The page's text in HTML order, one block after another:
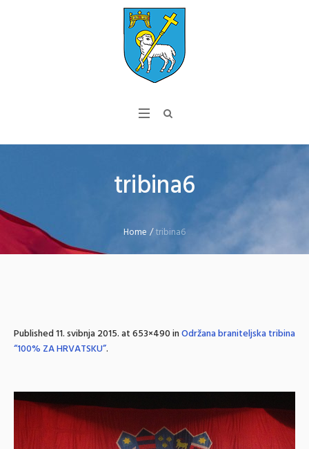
tribina6
Home /tribina6
Published11. svibnja 2015.at 653×490 inOdržana braniteljska tribina
“100% ZA HRVATSKU”.